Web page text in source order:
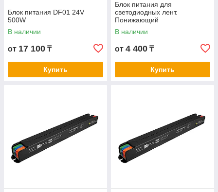
Блок питания DF01 24V
500W
В наличии
от 17 100 ₸
Купить
Блок питания для
светодиодных лент.
Понижающий
трансформатор DF02 12V
100W
В наличии
от 4 400 ₸
Купить